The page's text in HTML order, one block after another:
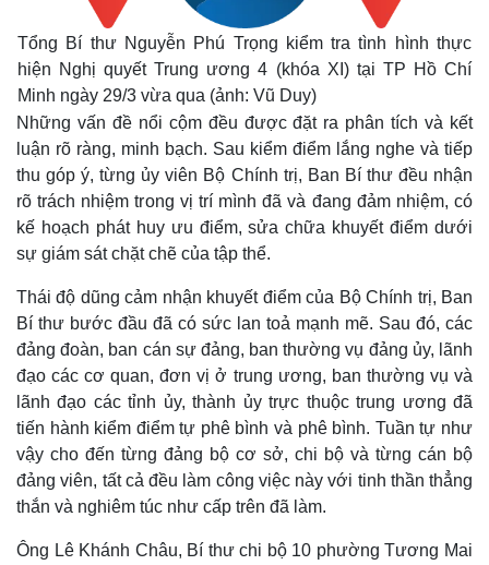
Thế giới
Quan sát
Cuộc sống đó đây
Hồ sơ
Multimedia
Video
Ảnh
E-Magazine
Infographic
Tổng Bí thư Nguyễn Phú Trọng kiểm tra tình hình thực
hiện Nghị quyết Trung ương 4 (khóa XI) tại TP Hồ Chí
Minh ngày 29/3 vừa qua (ảnh: Vũ Duy)
Những vấn đề nổi cộm đều được đặt ra phân tích và kết
luận rõ ràng, minh bạch. Sau kiểm điểm lắng nghe và tiếp
thu góp ý, từng ủy viên Bộ Chính trị, Ban Bí thư đều nhận
rõ trách nhiệm trong vị trí mình đã và đang đảm nhiệm, có
kế hoạch phát huy ưu điểm, sửa chữa khuyết điểm dưới
sự giám sát chặt chẽ của tập thể.
Thái độ dũng cảm nhận khuyết điểm của Bộ Chính trị, Ban
Bí thư bước đầu đã có sức lan toả mạnh mẽ. Sau đó, các
đảng đoàn, ban cán sự đảng, ban thường vụ đảng ủy, lãnh
đạo các cơ quan, đơn vị ở trung ương, ban thường vụ và
lãnh đạo các tỉnh ủy, thành ủy trực thuộc trung ương đã
tiến hành kiểm điểm tự phê bình và phê bình. Tuần tự như
vậy cho đến từng đảng bộ cơ sở, chi bộ và từng cán bộ
đảng viên, tất cả đều làm công việc này với tinh thần thẳng
thắn và nghiêm túc như cấp trên đã làm.
Ông Lê Khánh Châu, Bí thư chi bộ 10 phường Tương Mai